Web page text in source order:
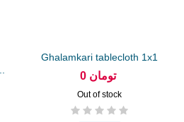
Ghalamkari tablecloth 1x1
boteh...
0 تومان
Out of stock